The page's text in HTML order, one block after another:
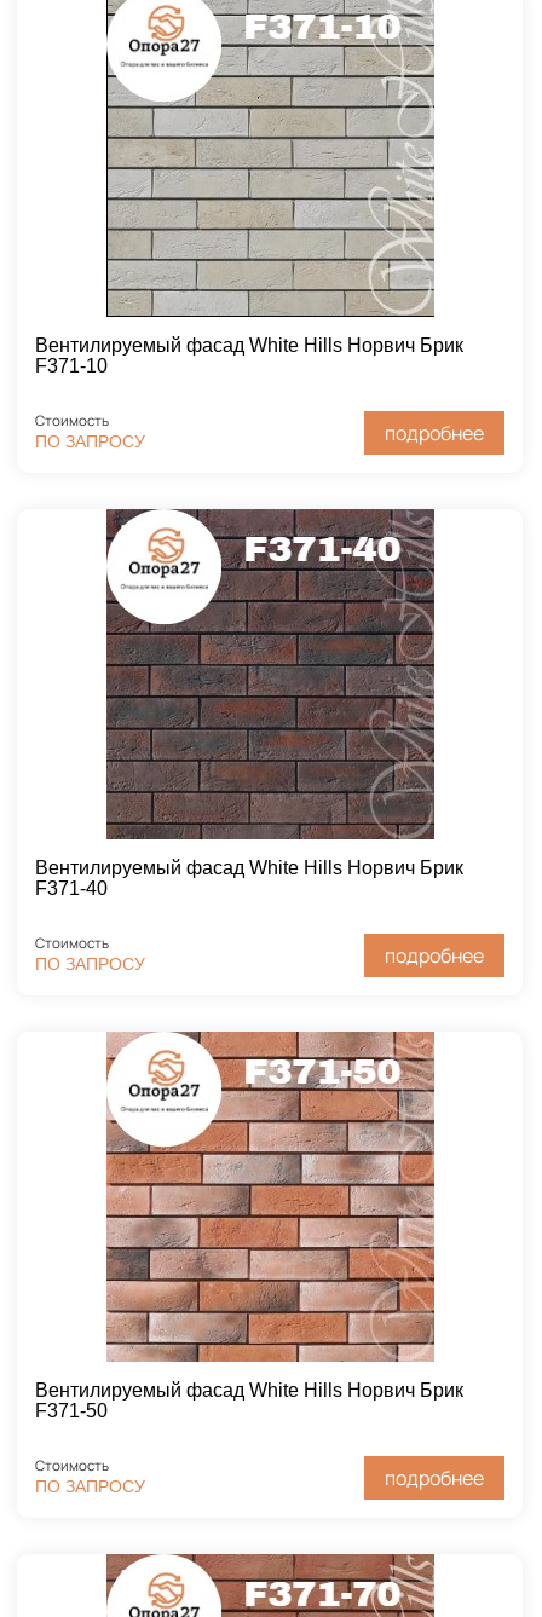
Вентилируемый фасад White Hills Норвич Брик
F371-10
Стоимость
ПО ЗАПРОСУ
подробнее
Вентилируемый фасад White Hills Норвич Брик
F371-40
Стоимость
ПО ЗАПРОСУ
подробнее
Вентилируемый фасад White Hills Норвич Брик
F371-50
Стоимость
ПО ЗАПРОСУ
подробнее